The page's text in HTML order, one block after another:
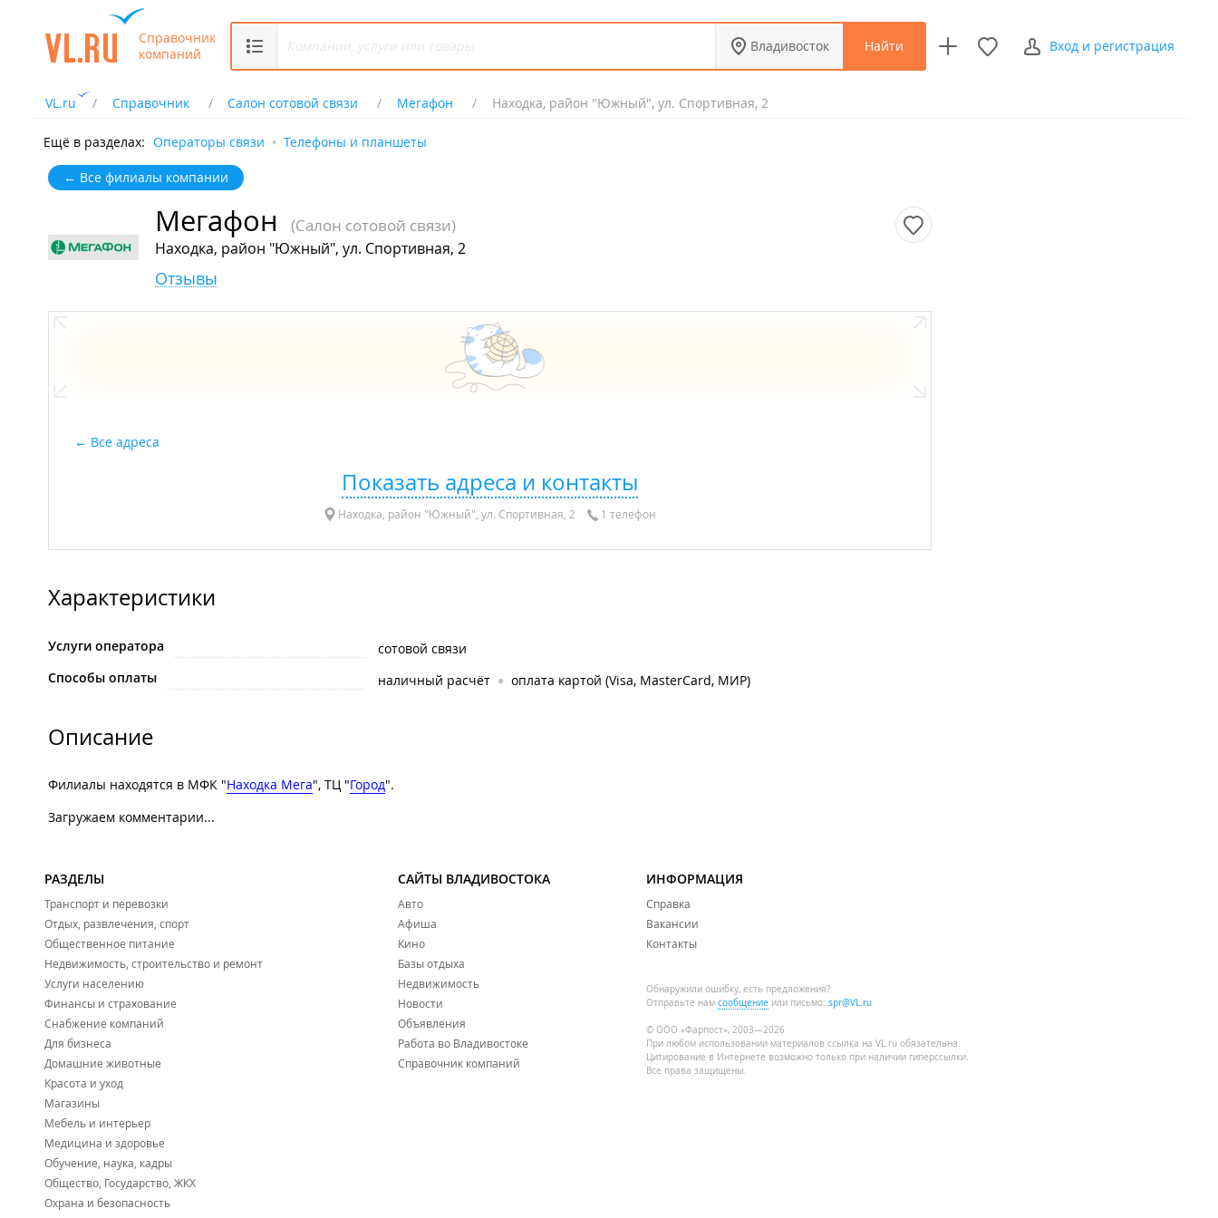
Справочник
компаний
Владивосток Найти Вход и регистрация
VL.ru Справочник Салон сотовой связи Мегафон Находка, район "Южный", ул. Спортивная, 2
Ещё в разделах: Операторы связи Телефоны и планшеты
← Все филиалы компании
Мегафон (Салон сотовой связи)
Находка, район "Южный", ул. Спортивная, 2
Отзывы
Все адреса
Показать адреса и контакты
Находка, район "Южный", ул. Спортивная, 2 1 телефон
Характеристики
Услуги оператора
сотовой связи
Способы оплаты
наличный расчёт оплата картой (Visa, MasterCard, МИР)
Описание
Филиалы находятся в МФК "Находка Мега", ТЦ "Город".
Загружаем комментарии...
РАЗДЕЛЫ
Транспорт и перевозки
Отдых, развлечения, спорт
Общественное питание
Недвижимость, строительство и ремонт
Услуги населению
Финансы и страхование
Снабжение компаний
Для бизнеса
Домашние животные
Красота и уход
Магазины
Мебель и интерьер
Медицина и здоровье
Обучение, наука, кадры
Общество, Государство, ЖКХ
Охрана и безопасность
САЙТЫ ВЛАДИВОСТОКА
Авто
Афиша
Кино
Базы отдыха
Недвижимость
Новости
Объявления
Работа во Владивостоке
Справочник компаний
ИНФОРМАЦИЯ
Справка
Вакансии
Контакты
Обнаружили ошибку, есть предложения?
Отправьте нам сообщение или письмо: spr@VL.ru
© ООО «Фарпост», 2003—2026
При любом использовании материалов ссылка на VL.ru обязательна.
Цитирование в Интернете возможно только при наличии гиперссылки.
Все права защищены.